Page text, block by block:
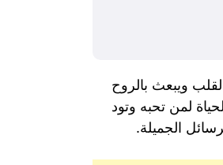
ويبعث بالروح
لمن تحبه وتود
الجميلة.